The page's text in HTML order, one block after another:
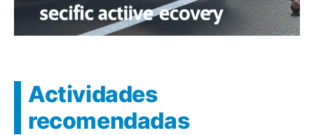
Actividades
recomendadas